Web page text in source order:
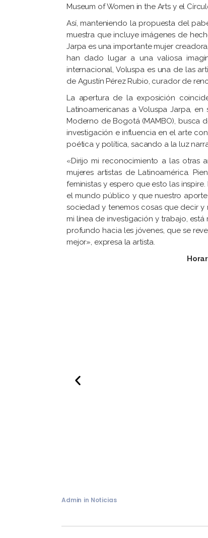
Museum of Women in the Arts y el
Así, manteniendo la propuesta del
muestra que incluye imágenes de
Jarpa es una importante mujer
han dado lugar a una valiosa
internacional, Voluspa es una de las
de Agustín Pérez Rubio, curador de
La apertura de la exposición
Latinoamericanas a Voluspa Jarpa,
Moderno de Bogotá (MAMBO), busca
investigación e influencia en el arte
poética y política, sacando a la luz
«Dirijo mi reconocimiento a las otras
mujeres artistas de Latinoamérica.
feministas y espero que esto las
el mundo público y que nuestro
sociedad y tenemos cosas que decir
mi línea de investigación y trabajo,
profundo hacia les jóvenes, que se
mejor», expresa la artista.
Admin in Noticias